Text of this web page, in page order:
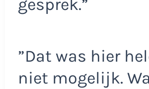
gesprek.”
”Dat was hier
niet mogelijk.